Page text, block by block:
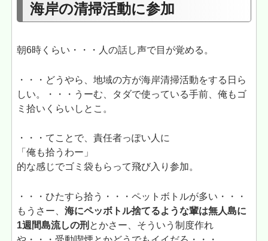
海岸の清掃活動に参加
朝6時くらい・・・人の話し声で目が覚める。
・・・どうやら、地域の方が海岸清掃活動をする日ら
しい。・・・うーむ、タダで使っている手前、俺もゴ
ミ拾いくらいしとこ。
・・・てことで、責任者っぽい人に
「俺も拾うわー」
的な感じでゴミ袋もらって飛び入り参加。
・・・ひたすら拾う・・・ペットボトルが多い・・・
もうさー、海にペッボトル捨てるような輩は無人島に
1週間島流しの刑 とかさー、そういう制度作れ